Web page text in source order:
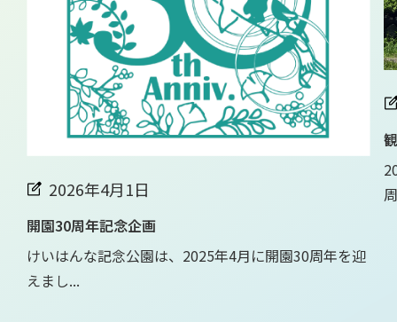
2026年4月1日
開園30周年記念企画
けいはんな記念公園は、2025年4月に開園30周年を迎
えまし...